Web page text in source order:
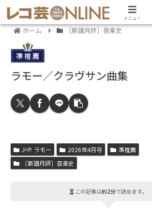
ホーム ［新譜月評］音楽史
ラモー／クラヴサン曲集
J=P. ラモー 2026年4月号
準推薦
［新譜月評］音楽史
この記事は約2分で読めます。
メニュー